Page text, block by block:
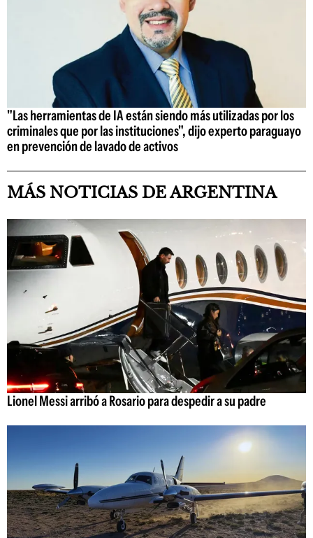
"Las herramientas de IA están siendo más utilizadas por los
criminales que por las instituciones", dijo experto paraguayo
en prevención de lavado de activos
MÁS NOTICIAS DE ARGENTINA
Lionel Messi arribó a Rosario para despedir a su padre